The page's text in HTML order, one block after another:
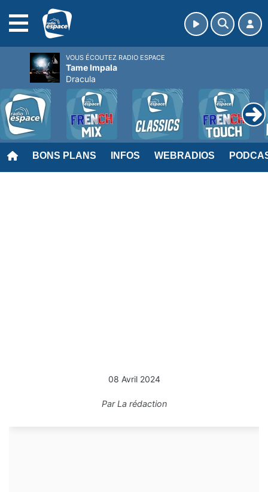
BONS PLANS INFOS WEBRADIOS
08 Avril 2024
ParLa rédaction
VOUS ÉCOUTEZ RADIO ESPACE
Tame Impala
Dracula